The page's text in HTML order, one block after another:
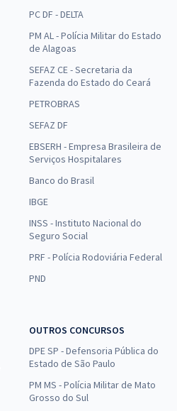
PC DF - DELTA
PM AL - Polícia Militar do Estado
de Alagoas
SEFAZ CE - Secretaria da
Fazenda do Estado do Ceará
PETROBRAS
SEFAZ DF
EBSERH - Empresa Brasileira de
Serviços Hospitalares
Banco do Brasil
IBGE
INSS - Instituto Nacional do
Seguro Social
PRF - Polícia Rodoviária Federal
PND
OUTROS CONCURSOS
DPE SP - Defensoria Pública do
Estado de São Paulo
PM MS - Polícia Militar de Mato
Grosso do Sul